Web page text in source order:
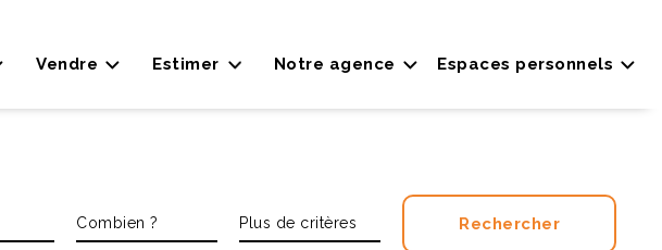
Espaces personnels
Vendre Estimer Notre agence